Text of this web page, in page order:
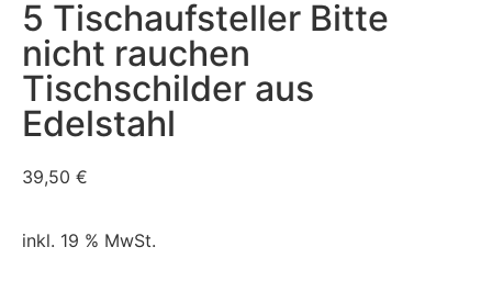
5 Tischaufsteller Bitte
nicht rauchen
Tischschilder aus
Edelstahl
39,50 €
inkl. 19 % MwSt.